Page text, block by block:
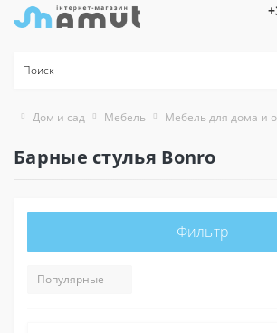
Дом и сад Мебель Мебель для дома и
Барные стулья Bonro
Фильтр